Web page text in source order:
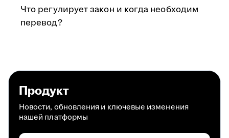
Что регулирует закон и когда необходим
перевод?
Продукт
Новости, обновления и ключевые изменения
нашей платформы